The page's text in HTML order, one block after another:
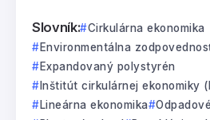
Slovník:
Cirkulárna ekonomika
Environmentálna
Expandovaný polystyrén
Inštitút cirkulárnej ekonomiky
Lineárna ekonomika